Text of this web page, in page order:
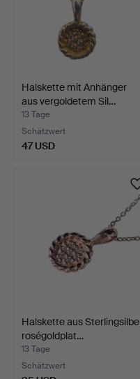
Halskette mit Anhänger
aus vergoldetem Sil…
13 Tage
Schätzwert
47 USD
Halskette aus
roségoldplat…
13 Tage
Schätzwert